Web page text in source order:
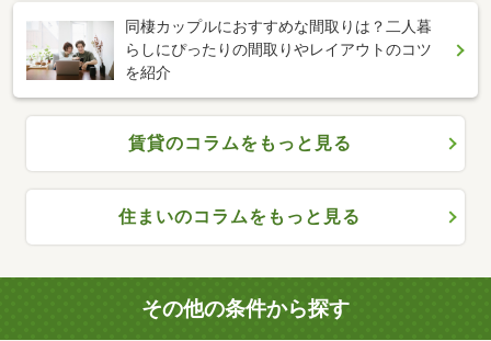
同棲カップルにおすすめな間取りは？二人暮
らしにぴったりの間取りやレイアウトのコツ
を紹介
賃貸のコラムをもっと見る
住まいのコラムをもっと見る
その他の条件から探す